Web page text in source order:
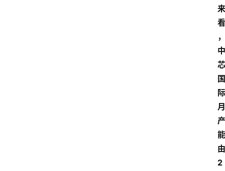
来
看
，
中
芯
国
际
月
产
能
由
2